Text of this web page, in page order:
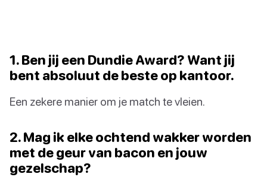
1. Ben jij een Dundie Award? Want jij
bent absoluut de beste op kantoor.
Een zekere manier om je match te vleien.
2. Mag ik elke ochtend wakker worden
met de geur van bacon en jouw
gezelschap?